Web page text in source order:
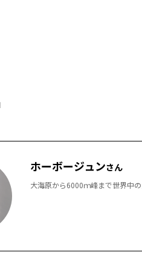
ホーボージュンさん
大海原から6000ｍ峰まで世界中